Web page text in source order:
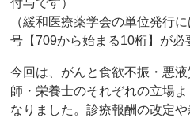
付与です）
（緩和医療薬学会の単位発行
号【709から始まる10桁】が必
今回は、がんと食欲不振・悪
師・栄養士のそれぞれの立場
なりました。診療報酬の改定